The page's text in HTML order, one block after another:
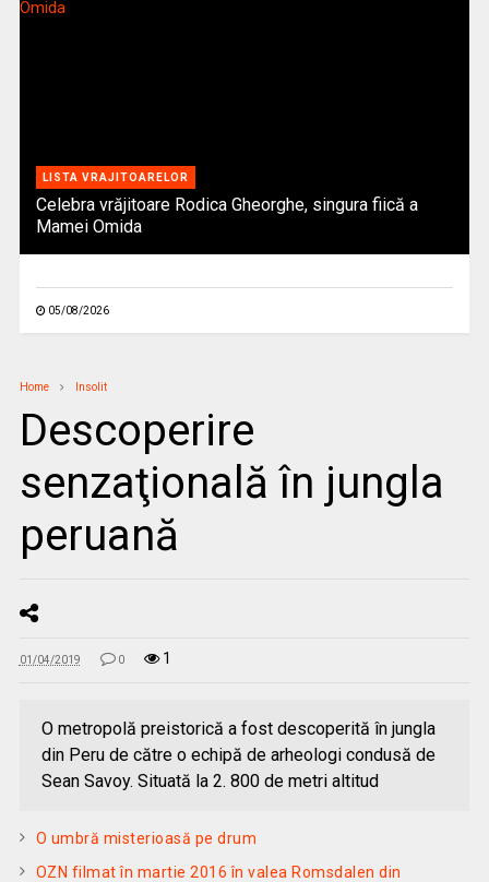
LISTA VRAJITOARELOR
Celebra vrăjitoare Rodica Gheorghe, singura fiică a
Mamei Omida
05/08/2026
Home Insolit
Descoperire
senzaţională în jungla
peruană
01/04/2019 0 1
O metropolă preistorică a fost descoperită în jungla
din Peru de către o echipă de arheologi condusă de
Sean Savoy. Situată la 2. 800 de metri altitud
O umbră misterioasă pe drum
OZN filmat în martie 2016 în valea Romsdalen din